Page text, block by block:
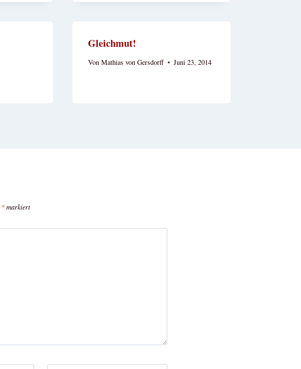
Gleichmut!
Von Mathias von Gersdorff Juni 23, 2014
* markiert